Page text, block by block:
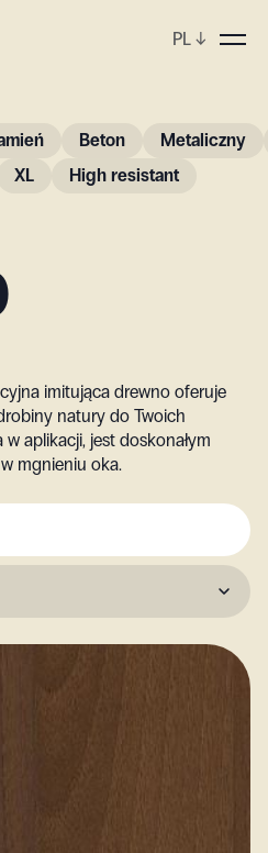
PL ↓
Beton
Metaliczny
XL High resistant
imitująca drewno oferuje
natury do Twoich
w aplikacji, jest doskonałym
mgnieniu oka.